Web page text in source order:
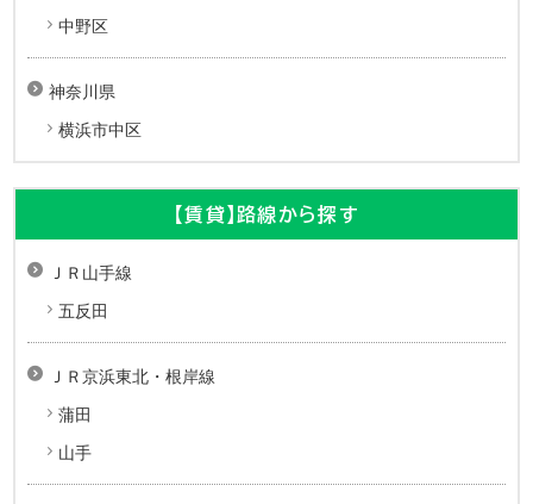
中野区
神奈川県
横浜市中区
【賃貸】路線から探す
ＪＲ山手線
五反田
ＪＲ京浜東北・根岸線
蒲田
山手